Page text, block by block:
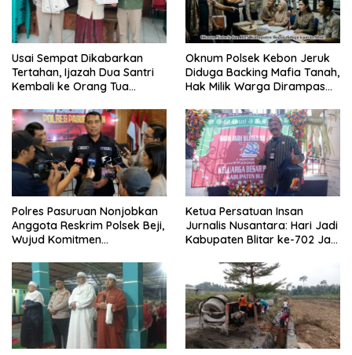
Usai Sempat Dikabarkan
Tertahan, Ijazah Dua Santri
Kembali ke Orang Tua
Oknum Polsek Kebon Jeruk
Diduga Backing Mafia Tanah,
Hak Milik Warga Dirampas
Polres Pasuruan Nonjobkan
Anggota Reskrim Polsek Beji,
Wujud Komitmen
Dugaan Penganiayaan
Ketua Persatuan Insan
Jurnalis Nusantara: Hari Jadi
Kabupaten Blitar ke-702 Jadi
Pembangunan